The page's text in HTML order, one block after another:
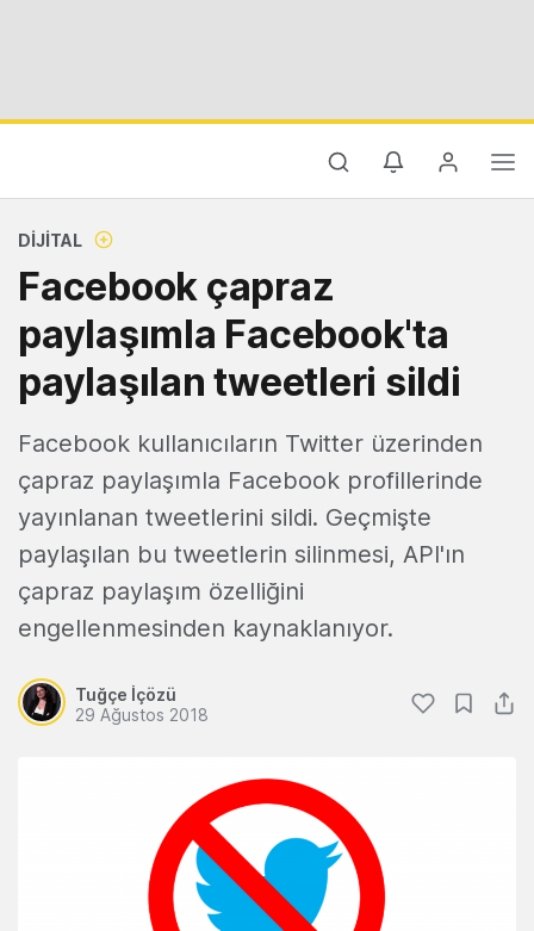
DIJITAL
Facebook çapraz
paylaşımla Facebook'ta
paylaşılan tweetleri sildi
Facebook kullanıcıların Twitter üzerinden
çapraz paylaşımla Facebook profillerinde
yayınlanan tweetlerini sildi. Geçmişte
paylaşılan bu tweetlerin silinmesi, API'ın
çapraz paylaşım özelliğini
engellenmesinden kaynaklanıyor.
Tuğçe İçözü
29 Ağustos 2018